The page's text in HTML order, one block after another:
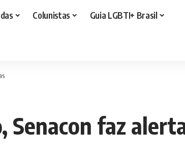
Colunistas Guia LGBTI+ Brasil
Senacon faz